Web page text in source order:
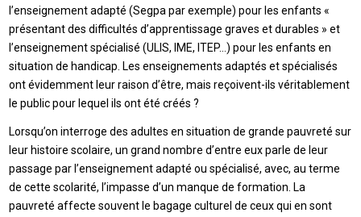
l’enseignement adapté (Segpa par exemple) pour les enfants «
présentant des difficultés d’apprentissage graves et durables » et
l’enseignement spécialisé (ULIS, IME, ITEP…) pour les enfants en
situation de handicap. Les enseignements adaptés et spécialisés
ont évidemment leur raison d’être, mais reçoivent-ils véritablement
le public pour lequel ils ont été créés ?
Lorsqu’on interroge des adultes en situation de grande pauvreté sur
leur histoire scolaire, un grand nombre d’entre eux parle de leur
passage par l’enseignement adapté ou spécialisé, avec, au terme
de cette scolarité, l’impasse d’un manque de formation. La
pauvreté affecte souvent le bagage culturel de ceux qui en sont